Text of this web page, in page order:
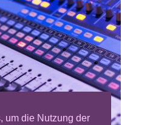
um die Nutzung der